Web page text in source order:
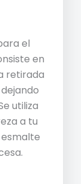
el
en
retirada
utiliza
a tu